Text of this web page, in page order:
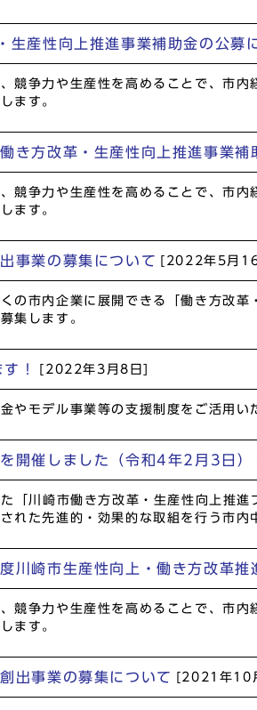
生産性向上推進事業補助金の公募
競争力や生産性を高めることで、市
ます。
き方改革・生産性向上推進事業補
競争力や生産性を高めることで、市
ます。
事業の募集について [2022年5月
の市内企業に展開できる「働き方改
集します。
！ [2022年3月8日]
モデル事業等の支援制度をご活用い
開催しました（令和4年2月3日）
川崎市働き方改革・生産性向上推
れた先進的・効果的な取組を行う市内
川崎市生産性向上・働き方改革推
競争力や生産性を高めることで、市
ます。
出事業の募集について [2021年10